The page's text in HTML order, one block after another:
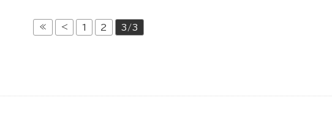
文化・生涯学習
行政経営
≪ < 1 2 3/3